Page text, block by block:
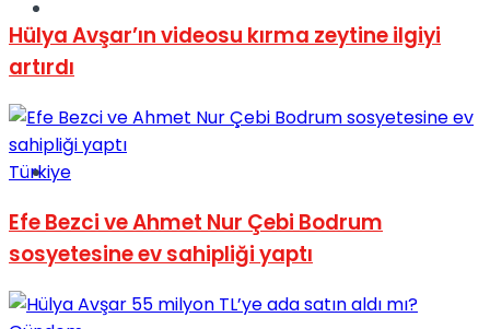
Tatil
Hülya Avşar’ın videosu kırma zeytine ilgiyi
artırdı
Türkiye
Efe Bezci ve Ahmet Nur Çebi Bodrum
sosyetesine ev sahipliği yaptı